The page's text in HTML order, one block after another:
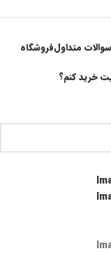
سوالات متداولفروشگاه
خرید کنم؟